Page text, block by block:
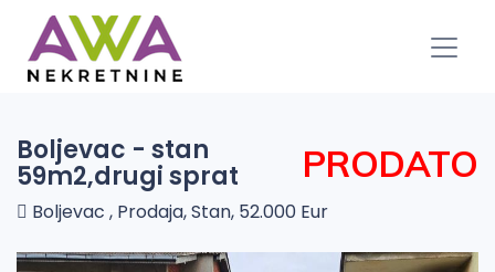
PRODATO
Boljevac - stan
59m2,drugi sprat
Boljevac , Prodaja, Stan, 52.000 Eur